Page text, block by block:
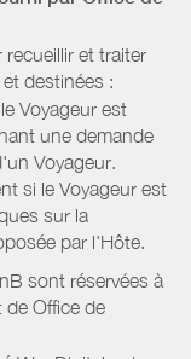
et traiter
destinées :
Voyageur est
une demande
Voyageur.
si le Voyageur est
sur la
par l'Hôte.
sont réservées à
de Office de